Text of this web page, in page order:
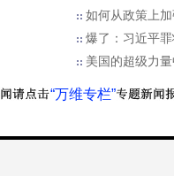
如何从政策上
爆了：习近平
美国的超级力
“万维专栏”